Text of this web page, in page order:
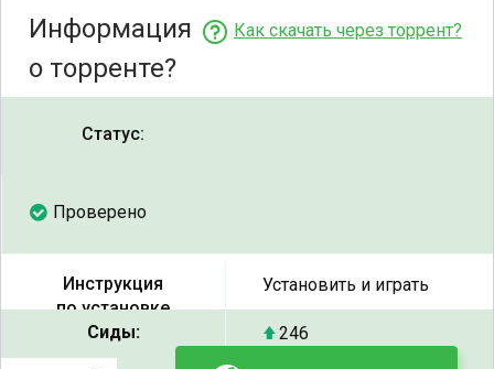
Как скачать через торрент?
Информация
о торренте?
Статус:
Проверено
Инструкция
по установке
Установить и играть
Сиды: 246